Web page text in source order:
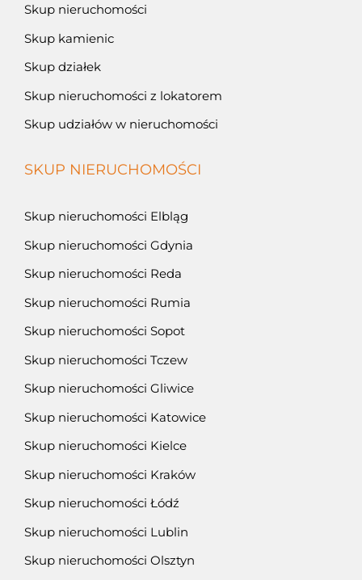
Skup nieruchomości
Skup kamienic
Skup działek
Skup nieruchomości z lokatorem
Skup udziałów w nieruchomości
SKUP NIERUCHOMOŚCI
Skup nieruchomości Elbląg
Skup nieruchomości Gdynia
Skup nieruchomości Reda
Skup nieruchomości Rumia
Skup nieruchomości Sopot
Skup nieruchomości Tczew
Skup nieruchomości Gliwice
Skup nieruchomości Katowice
Skup nieruchomości Kielce
Skup nieruchomości Kraków
Skup nieruchomości Łódź
Skup nieruchomości Lublin
Skup nieruchomości Olsztyn